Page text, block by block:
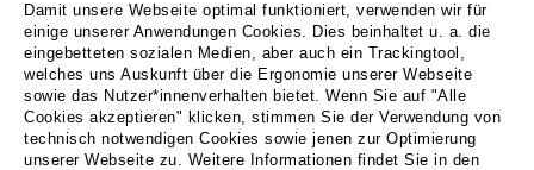
Damit unsere Webseite optimal funktioniert, verwenden wir für
einige unserer Anwendungen Cookies. Dies beinhaltet u. a. die
eingebetteten sozialen Medien, aber auch ein Trackingtool,
welches uns Auskunft über die Ergonomie unserer Webseite
sowie das Nutzer*innenverhalten bietet. Wenn Sie auf "Alle
Cookies akzeptieren" klicken, stimmen Sie der Verwendung von
technisch notwendigen Cookies sowie jenen zur Optimierung
unserer Webseite zu. Weitere Informationen findet Sie in den